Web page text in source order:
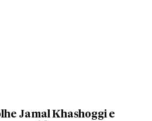
Jamal Khashoggi e